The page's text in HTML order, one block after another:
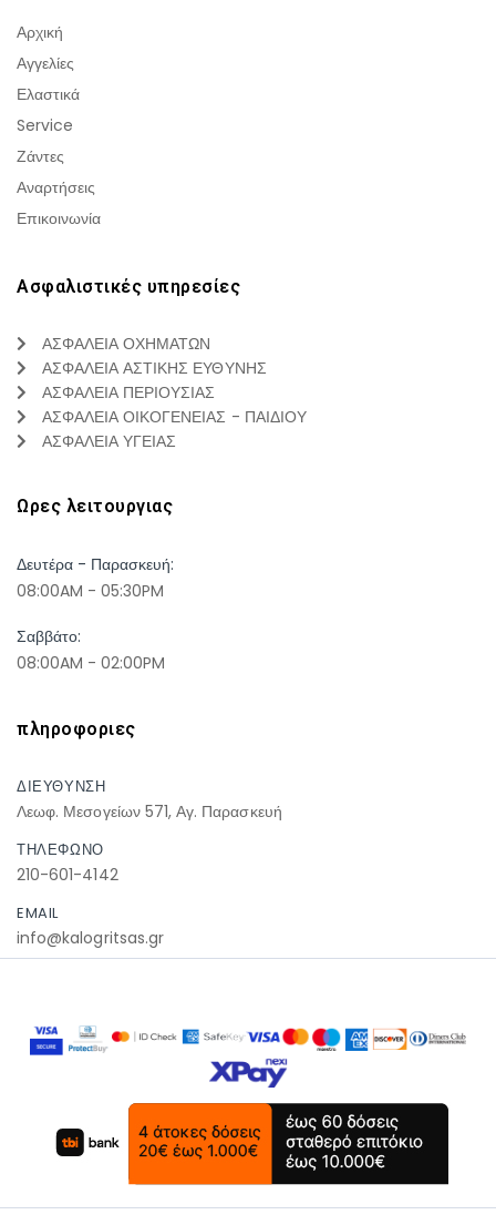
Αρχική
Αγγελίες
Ελαστικά
Service
Ζάντες
Αναρτήσεις
Επικοινωνία
Ασφαλιστικές υπηρεσίες
ΑΣΦΑΛΕΙΑ ΟΧΗΜΑΤΩΝ
ΑΣΦΑΛΕΙΑ ΑΣΤΙΚΗΣ ΕΥΘΥΝΗΣ
ΑΣΦΑΛΕΙΑ ΠΕΡΙΟΥΣΙΑΣ
ΑΣΦΑΛΕΙΑ ΟΙΚΟΓΕΝΕΙΑΣ - ΠΑΙΔΙΟΥ
ΑΣΦΑΛΕΙΑ ΥΓΕΙΑΣ
Ωρες λειτουργιας
Δευτέρα - Παρασκευή:
08:00AM - 05:30PM
Σαββάτο:
08:00AM - 02:00PM
πληροφοριες
ΔΙΕΥΘΥΝΣΗ
Λεωφ. Μεσογείων 571, Αγ. Παρασκευή
ΤΗΛΕΦΩΝΟ
210-601-4142
EMAIL
info@kalogritsas.gr